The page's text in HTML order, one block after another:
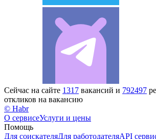
Сейчас на сайте 1317 вакансий и 792497
откликов на вакансию
© Habr
О сервисеУслуги и цены
Помощь
Для соискателяДля работодателяAPI